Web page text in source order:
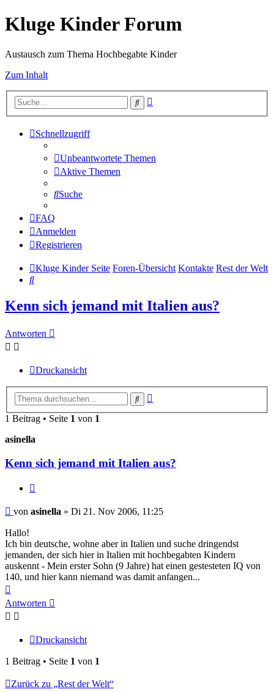
Kluge Kinder Forum
Austausch zum Thema Hochbegabte Kinder
Zum Inhalt
Suche
Schnellzugriff
Unbeantwortete Themen
Aktive Themen
Suche
FAQ
Anmelden
Registrieren
Kluge Kinder Seite Foren-Übersicht Kontakte Rest der Welt
Suche
Kenn sich jemand mit Italien aus?
Antworten
Druckansicht
Suche
1 Beitrag • Seite 1 von 1
asinella
Kenn sich jemand mit Italien aus?
Beitrag
von asinella » Di 21. Nov 2006, 11:25
Hallo!
Ich bin deutsche, wohne aber in Italien und suche dringendst
jemanden, der sich hier in Italien mit hochbegabten Kindern
auskennt - Mein erster Sohn (9 Jahre) hat einen gestesteten IQ von
140, und hier kann niemand was damit anfangen...
oben
Antworten
Druckansicht
1 Beitrag • Seite 1 von 1
Zurück zu „Rest der Welt“